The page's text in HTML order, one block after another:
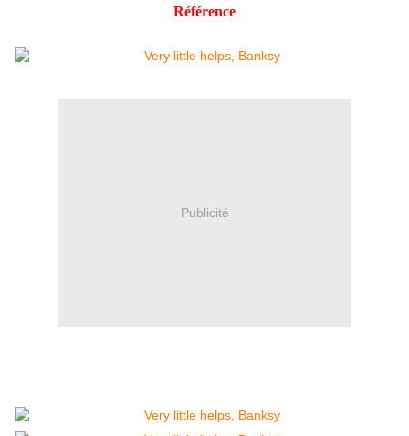
Référence
Publicité